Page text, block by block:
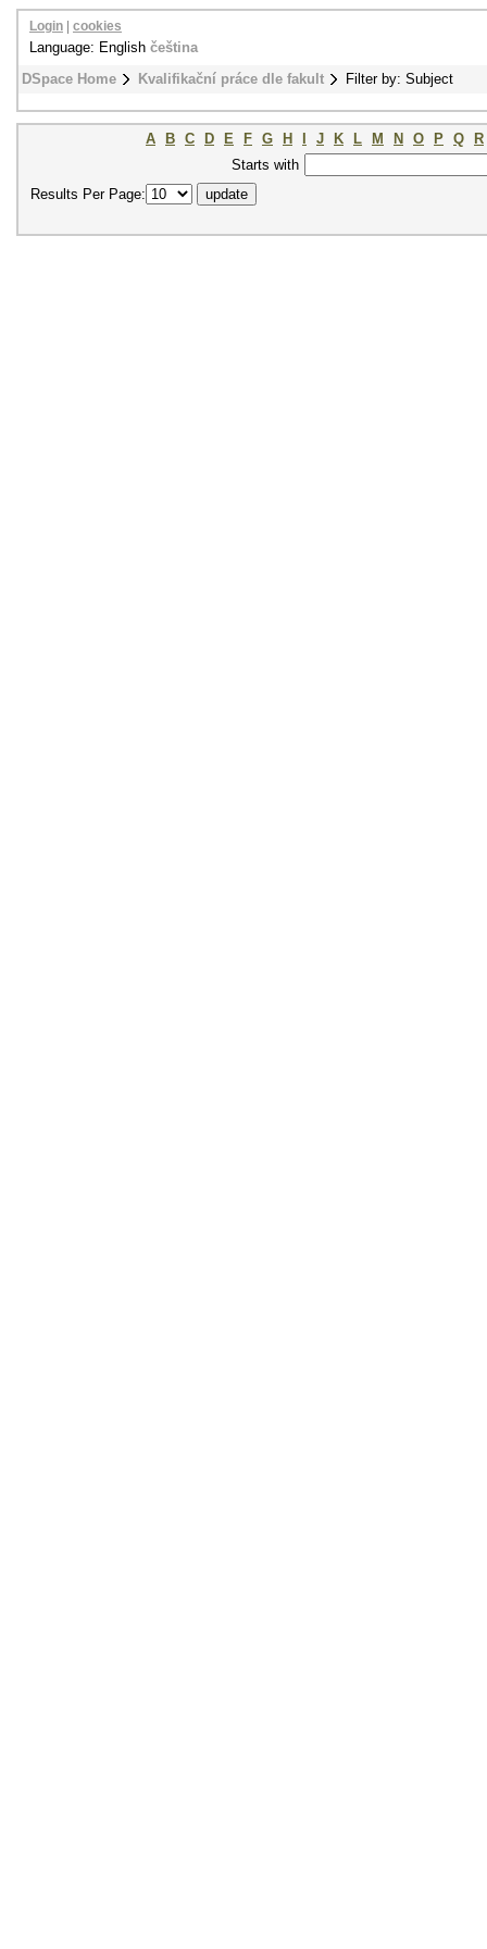
DSpace Home Kvalifikační práce dle fakult Filter by: Subject
Login cookies
Language: English čeština
A B C D E F G H J K L M N O P Q
R
Starts with
Results Per Page: